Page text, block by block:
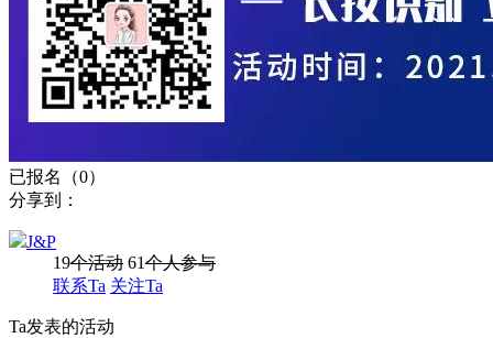
已报名（0）
分享到：
J&P
19个活动 61个人参与
联系Ta 关注Ta
Ta发表的活动